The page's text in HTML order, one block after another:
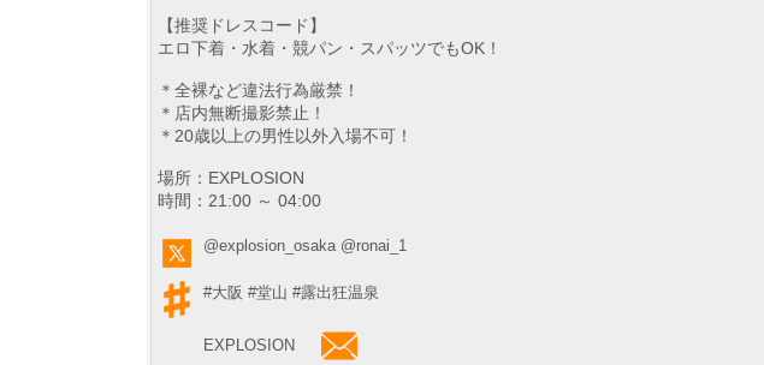
【推奨ドレスコード】
エロ下着・水着・競パン・スパッツでもOK！
＊全裸など違法行為厳禁！
＊店内無断撮影禁止！
＊20歳以上の男性以外入場不可！
場所：EXPLOSION
時間：21:00 ～ 04:00
@explosion_osaka @ronai_1
#大阪 #堂山 #露出狂温泉
EXPLOSION